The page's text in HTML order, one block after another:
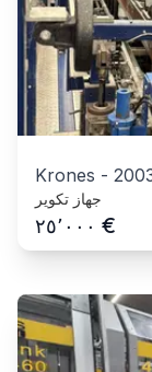
Krones -
جهاز تكوير
٢٥٬٠٠٠ €